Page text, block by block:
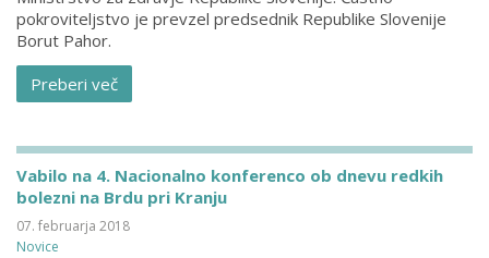
pokroviteljstvo je prevzel predsednik Republike Slovenije
Borut Pahor.
Preberi več
Vabilo na 4. Nacionalno konferenco ob dnevu redkih
bolezni na Brdu pri Kranju
07. februarja 2018
Novice